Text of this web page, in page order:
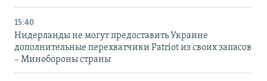
15:40
Нидерланды не могут предоставить Украине
дополнительные перехватчики Patriot из своих запасов
– Минобороны страны